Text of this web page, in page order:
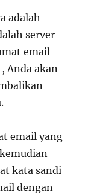
adalah
server
email
Anda akan
email yang
kata sandi
dengan